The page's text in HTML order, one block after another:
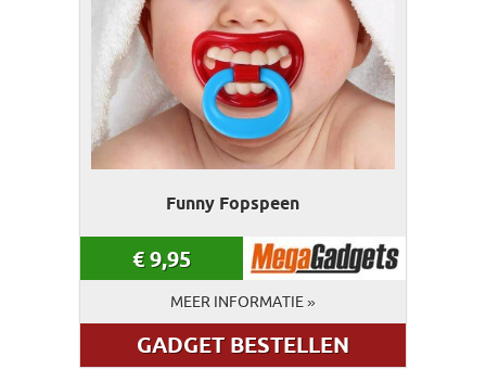
Funny Fopspeen
€9,95
MEER INFORMATIE »
GADGET BESTELLEN